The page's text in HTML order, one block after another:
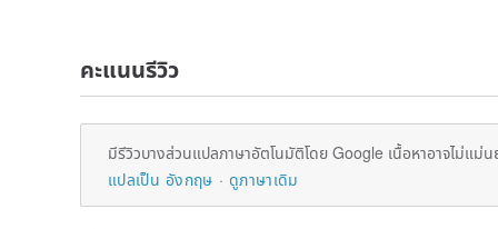
คะแนนรีวิว
มีรีวิวบางส่วนแปลภาษาอัตโนมัติโดย Google เนื้อหาอาจไม่แม่น
แปลเป็น อังกฤษ
ดูภาษาเดิม